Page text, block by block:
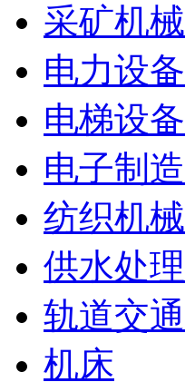
采矿机械
电力设备
电梯设备
电子制造
纺织机械
供水处理
轨道交通
机床